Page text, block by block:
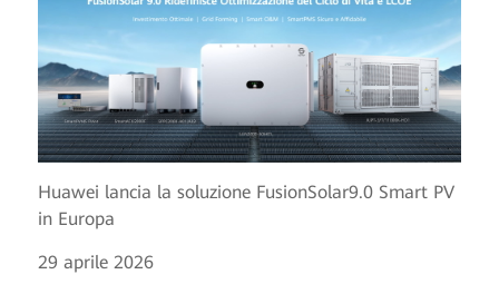
Huawei lancia la soluzione FusionSolar9.0 Smart PV
in Europa
29 aprile 2026